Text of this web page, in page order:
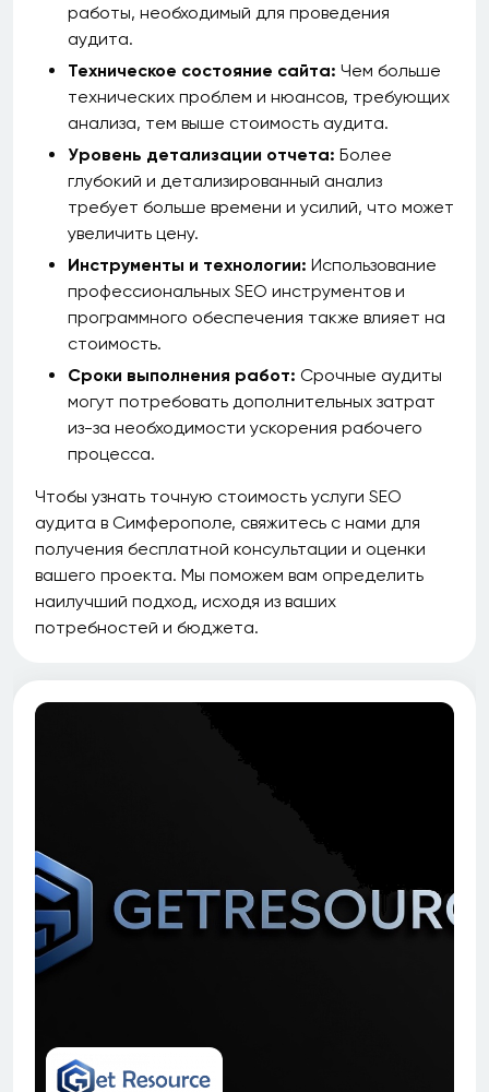
работы, необходимый для проведения
аудита.
Техническое состояние сайта: Чем больше
технических проблем и нюансов, требующих
анализа, тем выше стоимость аудита.
Уровень детализации отчета: Более
глубокий и детализированный анализ
требует больше времени и усилий, что может
увеличить цену.
Инструменты и технологии: Использование
профессиональных SEO инструментов и
программного обеспечения также влияет на
стоимость.
Сроки выполнения работ: Срочные аудиты
могут потребовать дополнительных затрат
из-за необходимости ускорения рабочего
процесса.
Чтобы узнать точную стоимость услуги SEO
аудита в Симферополе, свяжитесь с нами для
получения бесплатной консультации и оценки
вашего проекта. Мы поможем вам определить
наилучший подход, исходя из ваших
потребностей и бюджета.